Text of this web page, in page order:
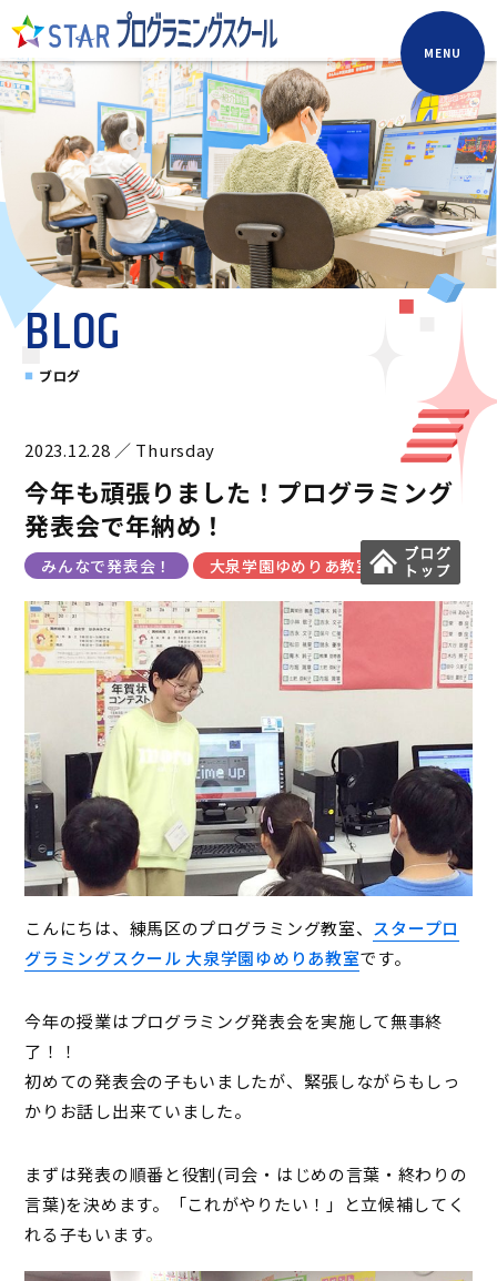
MENU
BLOG
ブログ
2023.12.28 ／ Thursday
今年も頑張りました！プログラミング
発表会で年納め！
みんなで発表会！ 大泉学園ゆめりあ教室
こんにちは、練馬区のプログラミング教室、 スタープロ
グラミングスクール 大泉学園ゆめりあ教室です。
今年の授業はプログラミング発表会を実施して無事終
了！！
初めての発表会の子もいましたが、緊張しながらもしっ
かりお話し出来ていました。
まずは発表の順番と役割(司会・はじめの言葉・終わりの
言葉)を決めます。「これがやりたい！」と立候補してく
れる子もいます。